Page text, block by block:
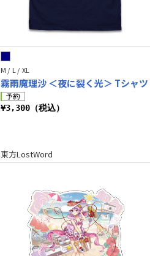
M / L / XL
霧雨魔理沙 ＜夜に裂く光＞ Tシャツ
¥3,300（税込）
東方LostWord